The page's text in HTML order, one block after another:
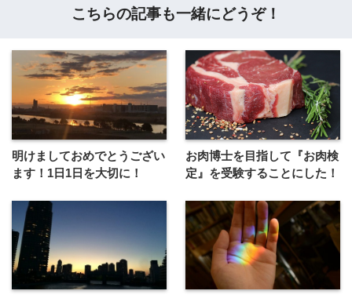
こちらの記事も一緒にどうぞ！
明けましておめでとうござい
ます！1日1日を大切に！
お肉博士を目指して『お肉検
定』を受験することにした！